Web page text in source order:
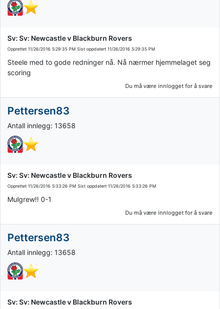
Sv: Sv: Newcastle v Blackburn Rovers
Opprettet 11/26/2016 5:29:35 PM Sist oppdatert 11/26/2016 5:29:35 PM
Steele med to gode redninger nå. Nå nærmer hjemmelaget seg
scoring
Du må være innlogget for å svare
Pettersen83
Antall innlegg: 13658
Sv: Sv: Newcastle v Blackburn Rovers
Opprettet 11/26/2016 5:33:26 PM Sist oppdatert 11/26/2016 5:33:26 PM
Mulgrew!! 0-1
Du må være innlogget for å svare
Pettersen83
Antall innlegg: 13658
Sv: Sv: Newcastle v Blackburn Rovers